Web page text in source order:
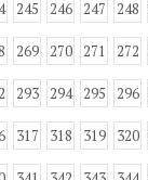
245 246 247 248
269 270 271 272
293 294 295 296
317 318 319 320